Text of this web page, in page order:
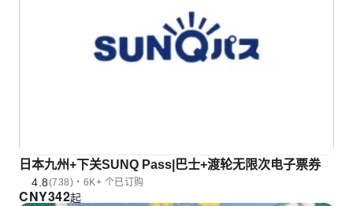
日本九州+下关SUNQ Pass|巴士+渡轮无限次电子票券
4.8(738)・6K+ 个已订购
CNY342起